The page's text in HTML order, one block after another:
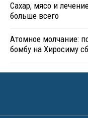
Сахар, мясо и
больше всего
Атомное молчание:
бомбу на Хиросиму